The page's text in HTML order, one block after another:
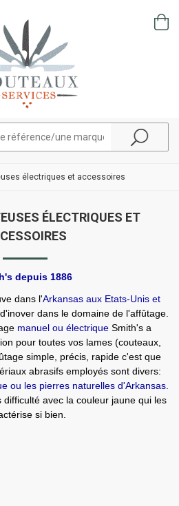
électriques et accessoires
ÉLECTRIQUES ET
depuis 1886
dans l'Arkansas aux Etats-Unis et
dans le domaine de l'affûtage.
manuel ou électriqueSmith's a
pour toutes vos lames (couteaux,
simple, précis, rapide c'est que
abrasifs employés sont divers:
ou les pierres naturelles d'Arkansas.
avec la couleur jaune qui les
si bien.